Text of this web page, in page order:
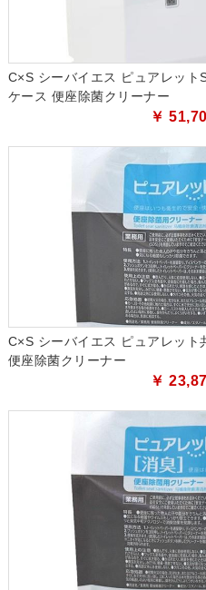
C×S シーバイエス ピュアレッ
ケース 便座除菌クリーナー
￥
C×S シーバイエス ピュアレッ
便座除菌クリーナー
￥